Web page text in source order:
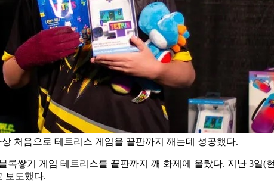
처음으로 테트리스 게임을 끝판까지 깨는데 성공했다.
쌓기 게임 테트리스를 끝판까지 깨 화제에 올랐다. 지난 3일(
보도했다.